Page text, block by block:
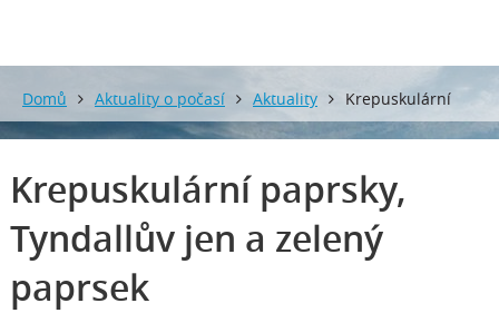
Domů Aktuality o počasí Aktuality Krepuskulární
paprsky, Tyndallův jen a zelený paprsek
Krepuskulární paprsky,
Tyndallův jen a zelený
paprsek